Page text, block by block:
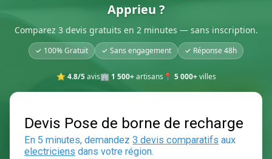
Apprieu ?
Comparez 3 devis gratuits en 2 minutes — sans inscription.
✓ 100% Gratuit ✓ Sans engagement ✓ Réponse 48h
⭐ 4.8/5avis🏢 1 500+artisans 📍 5 000+villes